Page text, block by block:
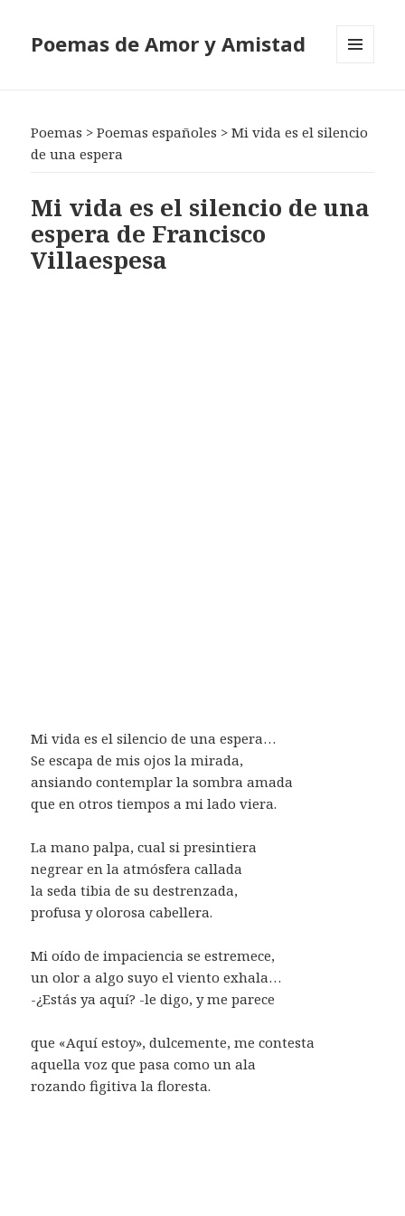
Poemas de Amor y Amistad
Poemas >Poemas españoles >Mi vida es el silencio
de una espera
Mi vida es el silencio de una
espera de Francisco
Villaespesa
Mi vida es el silencio de una espera…
Se escapa de mis ojos la mirada,
ansiando contemplar la sombra amada
que en otros tiempos a mi lado viera.
La mano palpa, cual si presintiera
negrear en la atmósfera callada
la seda tibia de su destrenzada,
profusa y olorosa cabellera.
Mi oído de impaciencia se estremece,
un olor a algo suyo el viento exhala…
-¿Estás ya aquí? -le digo, y me parece
que «Aquí estoy», dulcemente, me contesta
aquella voz que pasa como un ala
rozando figitiva la floresta.